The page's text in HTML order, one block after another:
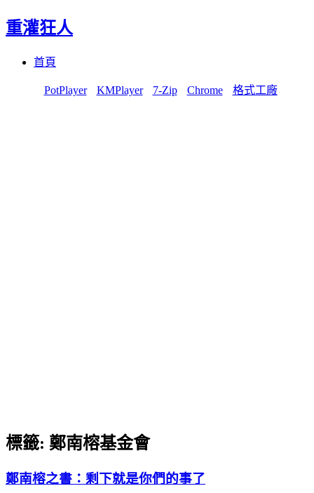
重灌狂人
首頁
PotPlayer KMPlayer 7-Zip Chrome 格式工廠
標籤: 鄭南榕基金會
鄭南榕之書：剩下就是你們的事了